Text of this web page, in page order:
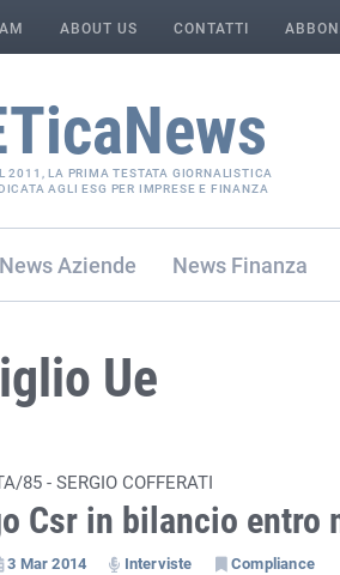
ABOUT US CONTATTI
2011, LA PRIMA TESTATA GIORNALISTICA
AGLI ESG PER IMPRESE E FINANZA
Aziende Finanza
Ue
85 - SERGIO COFFERATI
Csr in bilancio entro
3 Mar 2014 Interviste Compliance